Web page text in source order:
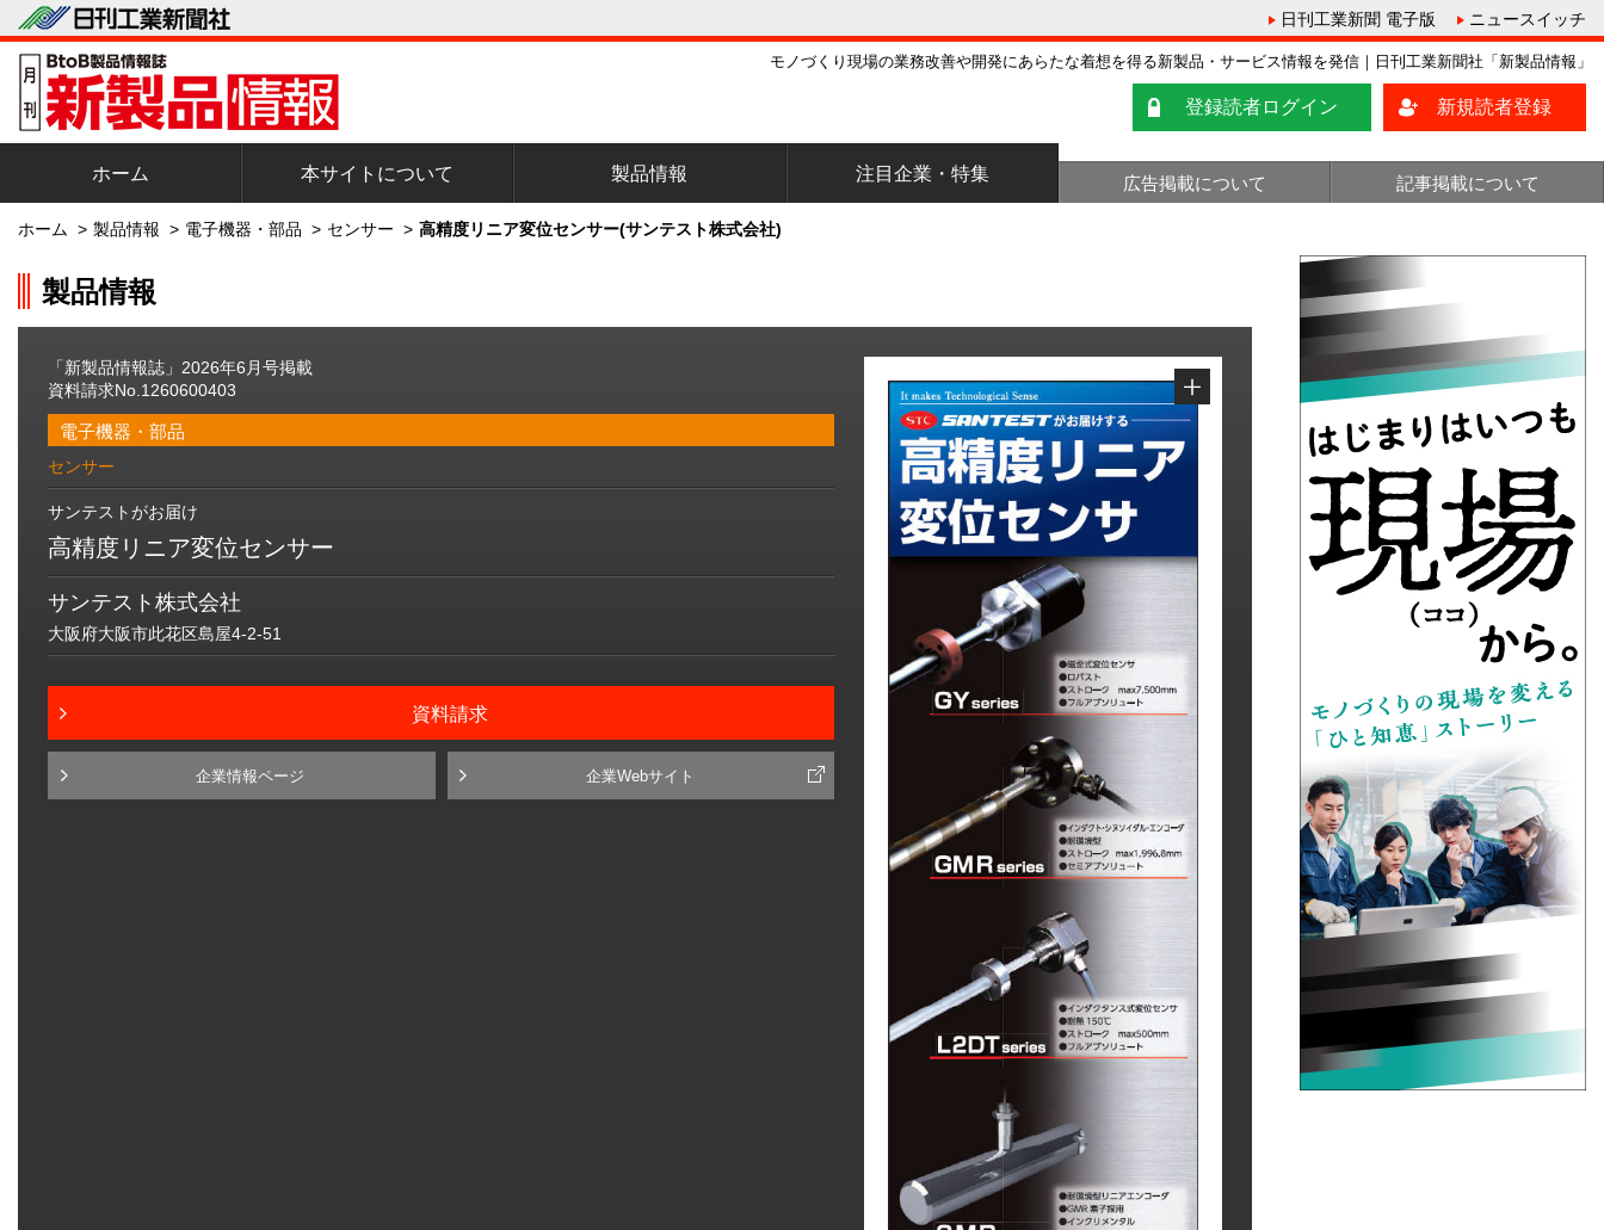
日刊工業新聞 電子版 ニュースイッチ
モノづくり現場の業務改善や開発にあらたな着想を得る新製品・サービス情報を発信｜日刊工業新聞社「新製品情報」
登録読者ログイン 新規読者登録
ホーム 本サイトについて 製品情報 注目企業・特集 広告掲載について 記事掲載について
ホーム > 製品情報 > 電子機器・部品 > センサー > 高精度リニア変位センサー(サンテスト株式会社)
製品情報
「新製品情報誌」2026年6月号掲載
資料請求No.1260600403
電子機器・部品
センサー
サンテストがお届け
高精度リニア変位センサー
サンテスト株式会社
大阪府大阪市此花区島屋4-2-51
資料請求
企業情報ページ 企業Webサイト